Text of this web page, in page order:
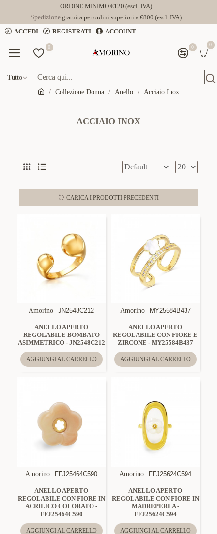
ORDINE MINIMO €120 (escl. IVA)
Spedizionegratuita per ordini superiori a €800 (escl. IVA)
ACCEDI
REGISTRATI ACCOUNT
0 0 0
Tutto
Collezione Donna Anello Acciaio Inox
ACCIAIO INOX
CARICA I PRODOTTI PRECEDENTI
Amorino JN2548C212
ANELLO APERTO
REGOLABILE BOMBATO
ASIMMETRICO - JN2548C212
AGGIUNGI AL CARRELLO
Amorino MY25584B437
ANELLO APERTO
REGOLABILE CON FIORE E
ZIRCONE - MY25584B437
AGGIUNGI AL CARRELLO
Amorino FFJ25464C590
ANELLO APERTO
REGOLABILE CON FIORE IN
ACRILICO COLORATO -
FFJ25464C590
AGGIUNGI AL CARRELLO
Amorino FFJ25624C594
ANELLO APERTO
REGOLABILE CON FIORE IN
MADREPERLA -
FFJ25624C594
AGGIUNGI AL CARRELLO